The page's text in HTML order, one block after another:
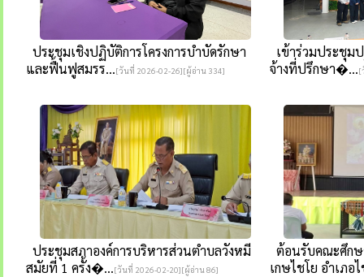
ประชุมเชิงปฏิบัติการโครงการบำบัดรักษา
และฟื้นฟูสมรร...[วันที่ 2026-02-26][ผู้อ่าน 334]
เข้าร่วมประชุม
จ้างที่ปรึกษา�...[
ประชุมสภาองค์การบริหารส่วนตำบลวังหมี
สมัยที่ 1 ครั้ง�...[วันที่ 2026-02-20][ผู้อ่าน 86]
ต้อนรับคณะศึกษ
เกษไชโย อำเภอ